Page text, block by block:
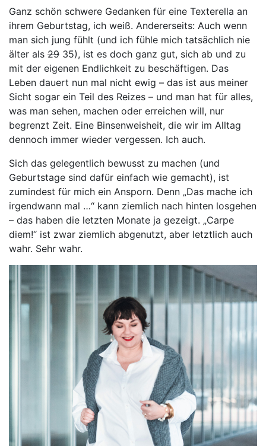
Ganz schön schwere Gedanken für eine Texterella an
ihrem Geburtstag, ich weiß. Andererseits: Auch wenn
man sich jung fühlt (und ich fühle mich tatsächlich nie
älter als 29 35), ist es doch ganz gut, sich ab und zu
mit der eigenen Endlichkeit zu beschäftigen. Das
Leben dauert nun mal nicht ewig – das ist aus meiner
Sicht sogar ein Teil des Reizes – und man hat für alles,
was man sehen, machen oder erreichen will, nur
begrenzt Zeit. Eine Binsenweisheit, die wir im Alltag
dennoch immer wieder vergessen. Ich auch.
Sich das gelegentlich bewusst zu machen (und
Geburtstage sind dafür einfach wie gemacht), ist
zumindest für mich ein Ansporn. Denn „Das mache ich
irgendwann mal …“ kann ziemlich nach hinten losgehen
– das haben die letzten Monate ja gezeigt. „Carpe
diem!“ ist zwar ziemlich abgenutzt, aber letztlich auch
wahr. Sehr wahr.